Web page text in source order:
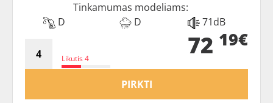
Tinkamumas modeliams:
D
D 71dB
Likutis 4 72 19€
PIRKTI